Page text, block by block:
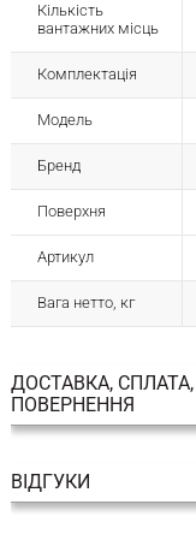
Кількість
вантажних місць
Комплектація
Модель
Бренд
Поверхня
Артикул
Вага нетто, кг
ДОСТАВКА, СПЛАТА,
ПОВЕРНЕННЯ
ВІДГУКИ